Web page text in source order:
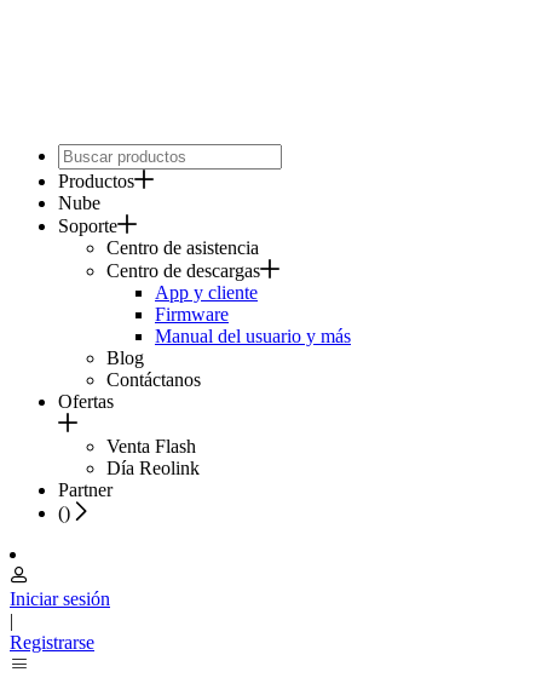
Productos
Nube
Soporte
Centro de asistencia
Centro de descargas
App y cliente
Firmware
Manual del usuario y más
Blog
Contáctanos
Ofertas
Venta Flash
Día Reolink
Partner
()
Iniciar sesión
|
Registrarse